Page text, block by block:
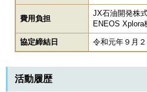
費用負担
JX石油開発株
ENEOS Xplora
協定締結日 令和元年９月２
活動履歴